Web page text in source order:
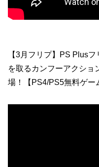
【3月フリプ】PS Plus
を取るカンフーアクショ
場！【PS4/PS5無料ゲー